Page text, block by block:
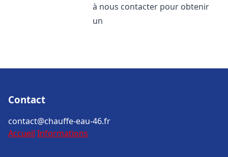
à nous contacter pour obtenir
un
Contact
contact@chauffe-eau-46.fr
Accueil Informations